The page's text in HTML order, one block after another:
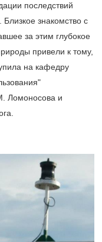
последствий
знакомство с
за этим глубокое
привели к тому,
на кафедру
Ломоносова и